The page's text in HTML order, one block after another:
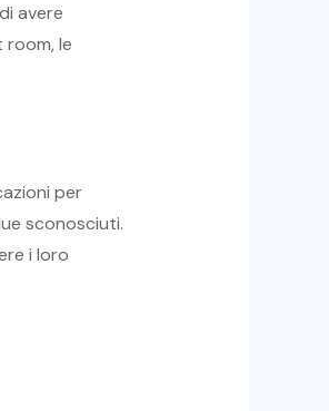
avere
le
per
sconosciuti.
i loro